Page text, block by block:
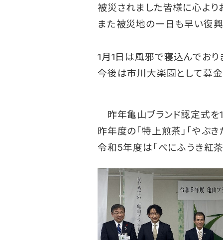
被災されました皆様に心より
また被災地の一日も早い復興
1月1日は風邪で寝込んでお
今後は市川大楽園として募金
昨年亀山ブランド認定式を
昨年度の「特上煎茶」「やぶ
令和5年度は「べにふうき紅